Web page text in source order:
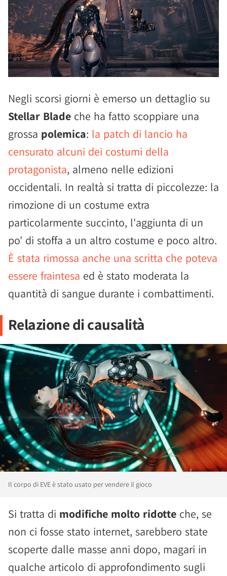
Negli scorsi giorni è emerso un dettaglio su
Stellar Blade che ha fatto scoppiare una
grossa polemica: la patch di lancio ha
censurato alcuni dei costumi della
protagonista, almeno nelle edizioni
occidentali. In realtà si tratta di piccolezze: la
rimozione di un costume extra
particolarmente succinto, l'aggiunta di un
po' di stoffa a un altro costume e poco altro.
È stata rimossa anche una scritta che poteva
essere fraintesa ed è stato moderata la
quantità di sangue durante i combattimenti.
Relazione di causalità
Il corpo di EVE è stato usato per vendere il gioco
Si tratta di modifiche molto ridotte che, se
non ci fosse stato internet, sarebbero state
scoperte dalle masse anni dopo, magari in
qualche articolo di approfondimento sugli